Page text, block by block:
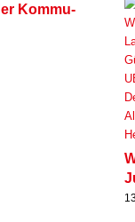
Kom­mu­